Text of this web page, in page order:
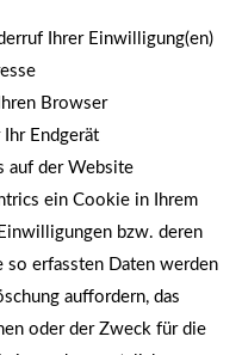
Ihrer Einwilligung(en)
Browser
Ihr Endgerät
auf der Website
ein Cookie in Ihrem
bzw. deren
erfassten Daten werden
auffordern, das
oder der Zweck für die